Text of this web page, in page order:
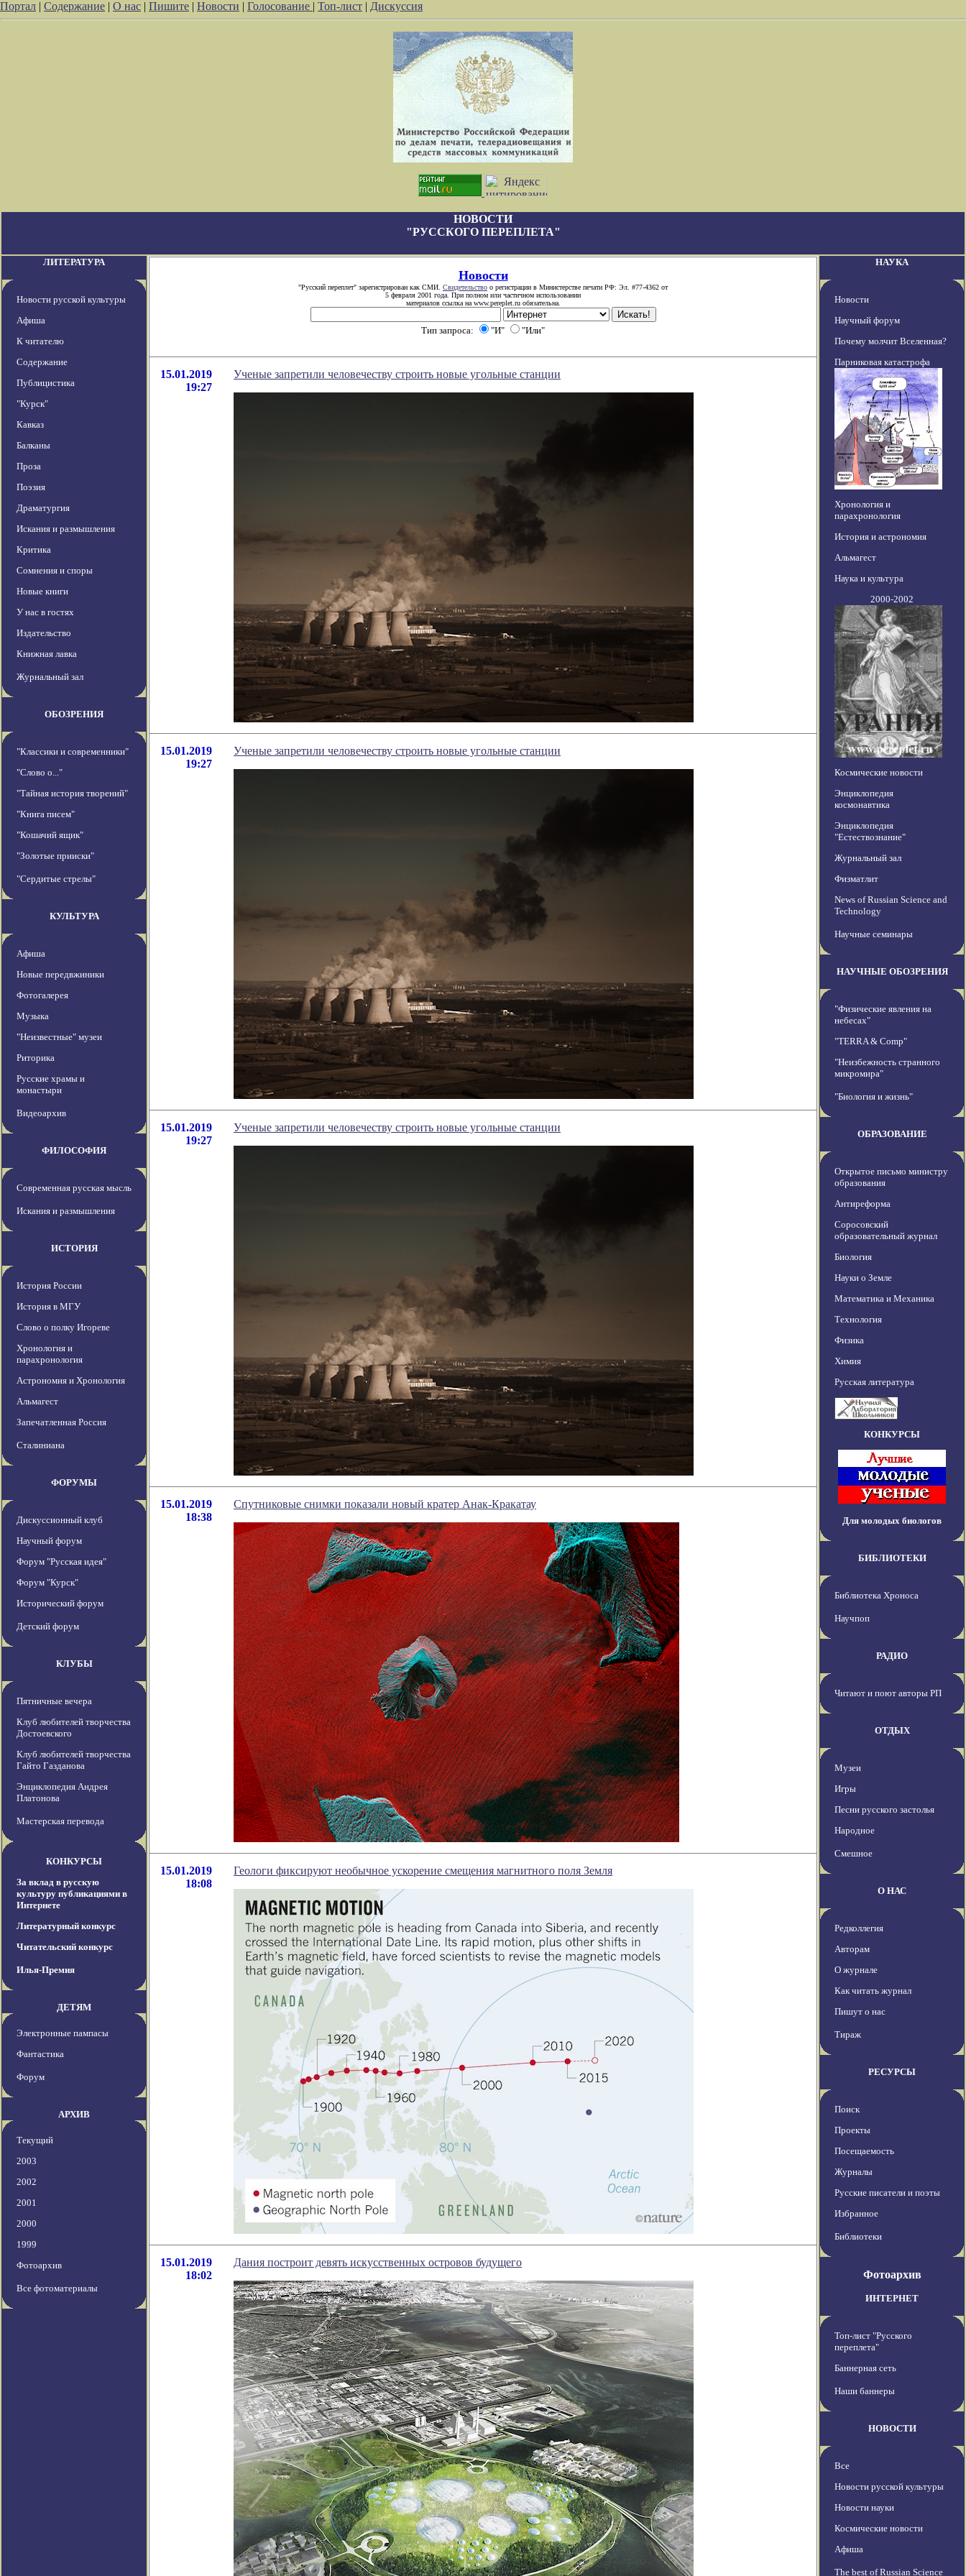
Портал | Содержание | О нас | Пишите | Новости | Голосование | Топ-лист | Дискуссия
НОВОСТИ
"РУССКОГО ПЕРЕПЛЕТА"
ЛИТЕРАТУРА
Новости русской культуры
Афиша
К читателю
Содержание
Публицистика
"Курск"
Кавказ
Балканы
Проза
Поэзия
Драматургия
Искания и размышления
Критика
Сомнения и споры
Новые книги
У нас в гостях
Издательство
Книжная лавка
Журнальный зал
ОБОЗРЕНИЯ
"Классики и современники"
"Слово о..."
"Тайная история творений"
"Книга писем"
"Кошачий ящик"
"Золотые прииски"
"Сердитые стрелы"
КУЛЬТУРА
Афиша
Новые передвжиники
Фотогалерея
Музыка
"Неизвестные" музеи
Риторика
Русские храмы и
монастыри
Видеоархив
ФИЛОСОФИЯ
Современная русская мысль
Искания и размышления
ИСТОРИЯ
История России
История в МГУ
Слово о полку Игореве
Хронология и
парахронология
Астрономия и Хронология
Альмагест
Запечатленная Россия
Сталиниана
ФОРУМЫ
Дискуссионный клуб
Научный форум
Форум "Русская идея"
Форум "Курск"
Исторический форум
Детский форум
КЛУБЫ
Пятничные вечера
Клуб любителей творчества
Достоевского
Клуб любителей творчества
Гайто Газданова
Энциклопедия Андрея
Платонова
Мастерская перевода
КОНКУРСЫ
За вклад в русскую
культуру публикациями в
Интернете
Литературный конкурс
Читательский конкурс
Илья-Премия
ДЕТЯМ
Электронные пампасы
Фантастика
Форум
АРХИВ
Текущий
2003
2002
2001
2000
1999
Фотоархив
Все фотоматериалы
Новости
"Русский переплет" зарегистрирован как СМИ. Свидетельство о регистрации в Министерстве печати РФ: Эл. #77-4362 от
5 февраля 2001 года. При полном или частичном использовании
материалов ссылка на www.pereplet.ru обязательна.
Тип запроса: "И" "Или"
15.01.2019
19:27
Ученые запретили человечеству строить новые угольные станции
15.01.2019
19:27
Ученые запретили человечеству строить новые угольные станции
15.01.2019
19:27
Ученые запретили человечеству строить новые угольные станции
15.01.2019
18:38
Спутниковые снимки показали новый кратер Анак-Кракатау
15.01.2019
18:08
Геологи фиксируют необычное ускорение смещения магнитного поля Земля
15.01.2019
18:02
Дания построит девять искусственных островов будущего
НАУКА
Новости
Научный форум
Почему молчит Вселенная?
Парниковая катастрофа
Хронология и
парахронология
История и астрономия
Альмагест
Наука и культура
2000-2002
Космические новости
Энциклопедия
космонавтика
Энциклопедия
"Естествознание"
Журнальный зал
Физматлит
News of Russian Science and
Technology
Научные семинары
НАУЧНЫЕ ОБОЗРЕНИЯ
"Физические явления на
небесах"
"TERRA & Comp"
"Неизбежность странного
микромира"
"Биология и жизнь"
ОБРАЗОВАНИЕ
Открытое письмо министру
образования
Антиреформа
Соросовский
образовательный журнал
Биология
Науки о Земле
Математика и Механика
Технология
Физика
Химия
Русская литература
КОНКУРСЫ
Для молодых биологов
БИБЛИОТЕКИ
Библиотека Хроноса
Научпоп
РАДИО
Читают и поют авторы РП
ОТДЫХ
Музеи
Игры
Песни русского застолья
Народное
Смешное
О НАС
Редколлегия
Авторам
О журнале
Как читать журнал
Пишут о нас
Тираж
РЕСУРСЫ
Поиск
Проекты
Посещаемость
Журналы
Русские писатели и поэты
Избранное
Библиотеки
Фотоархив
ИНТЕРНЕТ
Топ-лист "Русского
переплета"
Баннерная сеть
Наши баннеры
НОВОСТИ
Все
Новости русской культуры
Новости науки
Космические новости
Афиша
The best of Russian Science